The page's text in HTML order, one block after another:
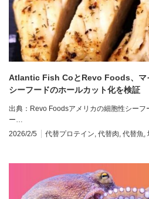
Atlantic Fish CoとRevo Foods、マ
シーフードのホールカット化を検証
出典：Revo Foodsアメリカの細胞性シー
ー…
2026/2/5
代替プロテイン 代替肉 代替魚